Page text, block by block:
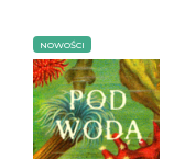
NOWOŚCI